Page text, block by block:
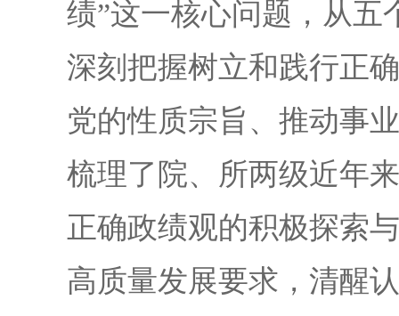
绩”这一核心问题，从
深刻把握树立和践行正
党的性质宗旨、推动事
梳理了院、所两级近年
正确政绩观的积极探索
高质量发展要求，清醒